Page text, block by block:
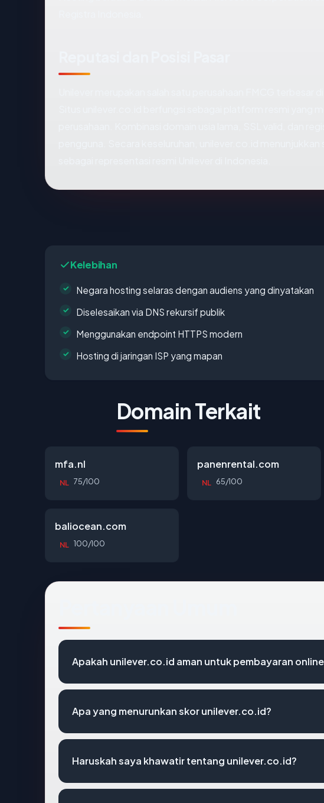
Kelebihan
Negara hosting selaras dengan audiens yang dinyatakan
Diselesaikan via DNS rekursif publik
Menggunakan endpoint HTTPS modern
Hosting di jaringan ISP yang mapan
Domain Terkait
mfa.nl
NL 75/100
panenrental.com
NL 65/100
baliocean.com
NL 100/100
Apakah unilever.co.id aman untuk pembayaran
Apa yang menurunkan skor unilever.co.id?
Haruskah saya khawatir tentang unilever.co.id?